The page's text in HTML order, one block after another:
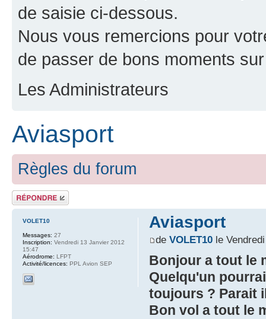
de saisie ci-dessous.
Nous vous remercions pour
de passer de bons moments
Les Administrateurs
Aviasport
Règles du forum
Répondre
Aviasport
de VOLET10le
Bonjour a tout le
Quelqu'un
toujours ? Parait
Bon vol a tout le
VOLET10
Messages: 27
Inscription: Vendredi 13 Janvier 2012
15:47
Aérodrome: LFPT
Activité/licences: PPL Avion SEP